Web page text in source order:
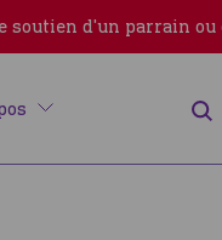
soutien d'un parrain